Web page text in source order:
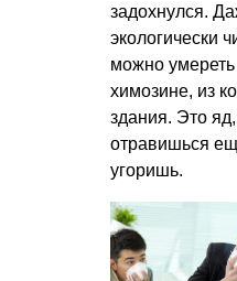
задохнулся.
экологически
можно умереть
химозине, из
здания. Это
отравишься
угоришь.